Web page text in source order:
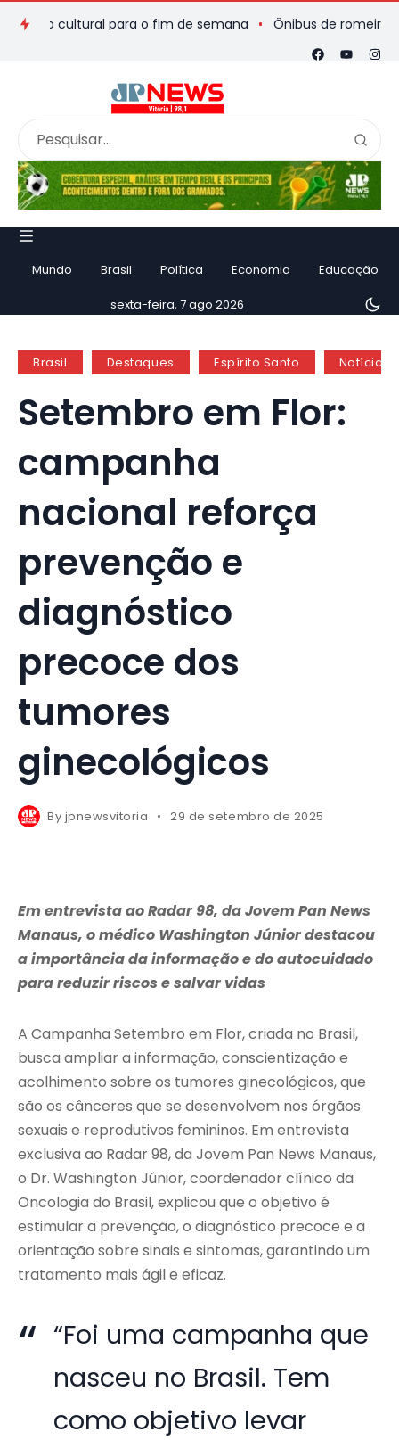
cultural para o fim de semana Ônibus de romeiros que
Mundo Brasil Política Economia Educação
sexta-feira, 7 ago 2026
Brasil Destaques Espírito Santo Notícias
Setembro em Flor:
campanha
nacional reforça
prevenção e
diagnóstico
precoce dos
tumores
ginecológicos
By jpnewsvitoria 29 de setembro de 2025
Em entrevista ao Radar 98, da Jovem Pan News
Manaus, o médico Washington Júnior destacou
a importância da informação e do autocuidado
para reduzir riscos e salvar vidas
A Campanha Setembro em Flor, criada no Brasil,
busca ampliar a informação, conscientização e
acolhimento sobre os tumores ginecológicos, que
são os cânceres que se desenvolvem nos órgãos
sexuais e reprodutivos femininos. Em entrevista
exclusiva ao Radar 98, da Jovem Pan News Manaus,
o Dr. Washington Júnior, coordenador clínico da
Oncologia do Brasil, explicou que o objetivo é
estimular a prevenção, o diagnóstico precoce e a
orientação sobre sinais e sintomas, garantindo um
tratamento mais ágil e eficaz.
“Foi uma campanha que
nasceu no Brasil. Tem
como objetivo levar